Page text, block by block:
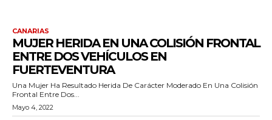
CANARIAS
MUJER HERIDA EN UNA COLISIÓN FRONTAL
ENTRE DOS VEHÍCULOS EN
FUERTEVENTURA
Una Mujer Ha Resultado Herida De Carácter Moderado En Una Colisión
Frontal Entre Dos...
Mayo 4, 2022